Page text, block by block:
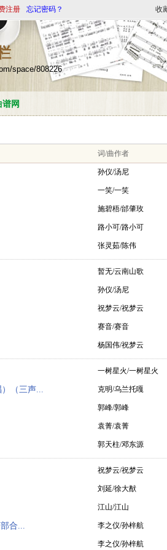
注册 忘记密码？ 收
space/808226
谱网
词/曲作者
孙仪/汤尼
一笑/一笑
施碧梧/邰肇玫
路小可/路小可
张灵茹/陈伟
暂无/云南山歌
孙仪/汤尼
祝梦云/祝梦云
赛音/赛音
杨国伟/祝梦云
一树星火/一树星火
（三声... 克明/乌兰托嘎
郭峰/郭峰
袁菁/袁菁
郭天柱/邓东源
祝梦云/祝梦云
刘延/徐大猷
江山/江山
合... 李之仪/孙梓航
李之仪/孙梓航